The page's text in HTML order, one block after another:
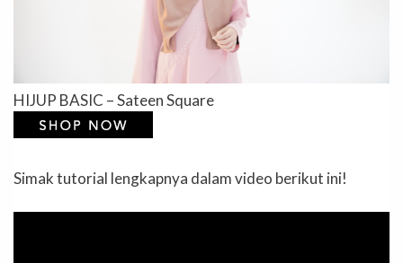
HIJUP BASIC – Sateen Square
Simak tutorial lengkapnya dalam video berikut ini!